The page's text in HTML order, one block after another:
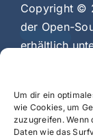
Um dir ein
wie Cookies, um
zuzugreifen. Wenn
Daten wie das
Copyright ©
der Open-
erhältlich
ist eine
Hosting-
Nextcloud